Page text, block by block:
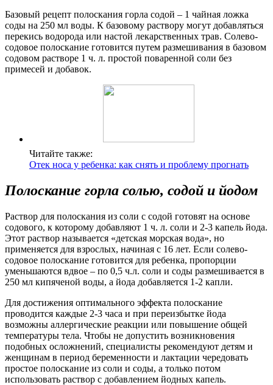
Базовый рецепт полоскания горла содой – 1 чайная ложка
соды на 250 мл воды. К базовому раствору могут добавляться
перекись водорода или настой лекарственных трав. Солево-
содовое полоскание готовится путем размешивания в базовом
содовом растворе 1 ч. л. простой поваренной соли без
примесей и добавок.
Читайте также:
Отек носа у ребенка: как снять и проблему прогнать
Полоскание горла солью, содой и йодом
Раствор для полоскания из соли с содой готовят на основе
содового, к которому добавляют 1 ч. л. соли и 2-3 капель йода.
Этот раствор называется «детская морская вода», но
применяется для взрослых, начиная с 16 лет. Если солево-
содовое полоскание готовится для ребенка, пропорции
уменьшаются вдвое – по 0,5 ч.л. соли и соды размешивается в
250 мл кипяченой воды, а йода добавляется 1-2 капли.
Для достижения оптимального эффекта полоскание
проводится каждые 2-3 часа и при переизбытке йода
возможны аллергические реакции или повышение общей
температуры тела. Чтобы не допустить возникновения
подобных осложнений, специалисты рекомендуют детям и
женщинам в период беременности и лактации чередовать
простое полоскание из соли и соды, а только потом
использовать раствор с добавлением йодных капель.